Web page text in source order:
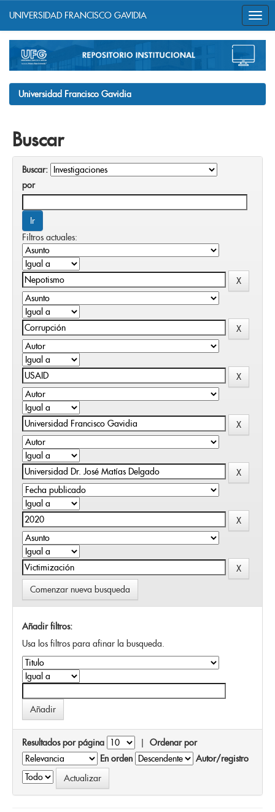
navigation
UNIVERSIDAD FRANCISCO GAVIDIA
Universidad Francisco Gavidia
Buscar
Buscar:
por
Filtros actuales:
Comenzar nueva busqueda
Añadir filtros:
Usa los filtros para afinar la busqueda.
Resultados por página | Ordenar por
En orden
Autor/registro